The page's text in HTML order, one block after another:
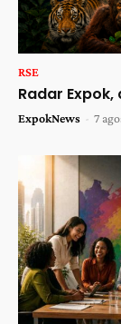
RSE
Radar
ExpokNews - 7